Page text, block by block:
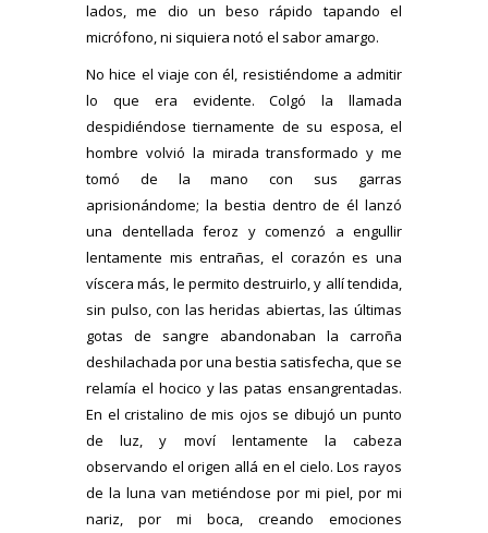
lados, me dio un beso rápido tapando el
micrófono, ni siquiera notó el sabor amargo.
No hice el viaje con él, resistiéndome a admitir
lo que era evidente. Colgó la llamada
despidiéndose tiernamente de su esposa, el
hombre volvió la mirada transformado y me
tomó de la mano con sus garras
aprisionándome; la bestia dentro de él lanzó
una dentellada feroz y comenzó a engullir
lentamente mis entrañas, el corazón es una
víscera más, le permito destruirlo, y allí tendida,
sin pulso, con las heridas abiertas, las últimas
gotas de sangre abandonaban la carroña
deshilachada por una bestia satisfecha, que se
relamía el hocico y las patas ensangrentadas.
En el cristalino de mis ojos se dibujó un punto
de luz, y moví lentamente la cabeza
observando el origen allá en el cielo. Los rayos
de la luna van metiéndose por mi piel, por mi
nariz, por mi boca, creando emociones